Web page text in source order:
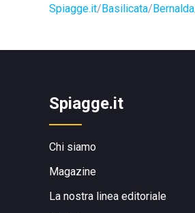
Spiagge.it Basilicata Bernalda
Spiagge.it
Chi siamo
Magazine
La nostra linea editoriale